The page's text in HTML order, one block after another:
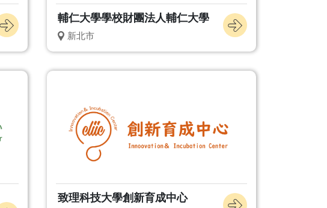
輔仁大學學校財團法人輔仁大學
新北市
致理科技大學創新育成中心